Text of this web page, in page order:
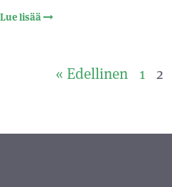
Lue lisää
« Edellinen 1 2